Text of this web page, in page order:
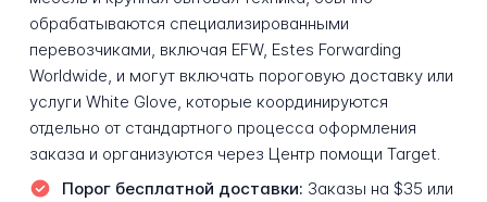
обрабатываются специализированными
перевозчиками, включая EFW, Estes Forwarding
Worldwide, и могут включать пороговую доставку или
услуги White Glove, которые координируются
отдельно от стандартного процесса оформления
заказа и организуются через Центр помощи Target.
Порог бесплатной доставки: Заказы на $35 или